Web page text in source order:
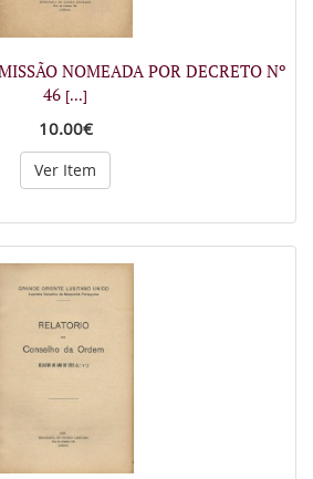
NOMEADA POR DECRETO Nº
46 [...]
10.00€
Ver Item